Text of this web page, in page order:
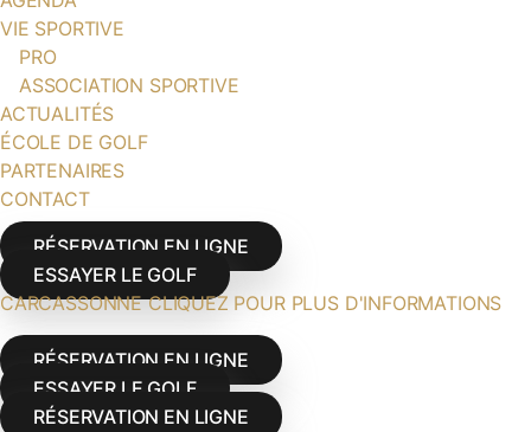
VIE SPORTIVE
PRO
ASSOCIATION SPORTIVE
ACTUALITÉS
ÉCOLE DE GOLF
PARTENAIRES
CONTACT
RÉSERVATION EN LIGNE
ESSAYER LE GOLF
CARCASSONNE CLIQUEZ POUR PLUS D'INFORMATIONS
RÉSERVATION EN LIGNE
ESSAYER LE GOLF
RÉSERVATION EN LIGNE